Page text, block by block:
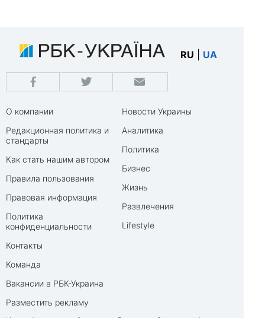
RU UA
О компании
Редакционная политика и
стандарты
Как стать нашим автором
Правила пользования
Правовая информация
Политика
конфиденциальности
Контакты
Команда
Вакансии в РБК-Украина
Разместить рекламу
Новости Украины
Аналитика
Политика
Бизнес
Жизнь
Развлечения
Lifestyle